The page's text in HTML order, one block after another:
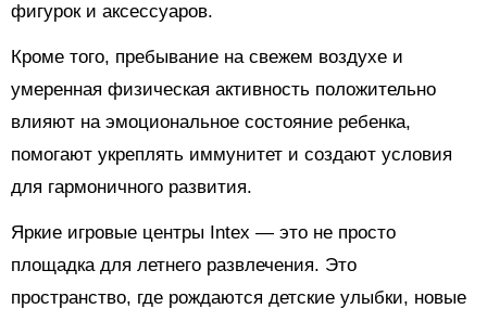
фигурок и аксессуаров.
Кроме того, пребывание на свежем воздухе и
умеренная физическая активность положительно
влияют на эмоциональное состояние ребенка,
помогают укреплять иммунитет и создают условия
для гармоничного развития.
Яркие игровые центры Intex — это не просто
площадка для летнего развлечения. Это
пространство, где рождаются детские улыбки, новые